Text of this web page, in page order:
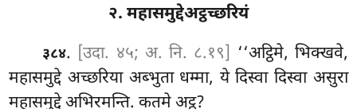
२. महासमुद्देअट्ठच्छरियं
३८४. [उदा. ४५; अ. नि. ८.१९] ‘‘अट्ठिमे, भिक्खवे,
महासमुद्दे अच्छरिया अब्भुता धम्मा, ये दिस्वा दिस्वा असुरा
महासमुद्दे अभिरमन्ति. कतमे अट्ठ?